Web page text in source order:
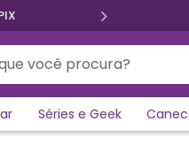
você procura?
Séries e Geek